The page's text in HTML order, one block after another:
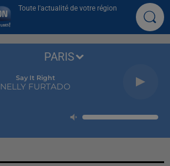
Toute l'actualité de votre région
Say It Right
NELLY FURTADO
PARIS